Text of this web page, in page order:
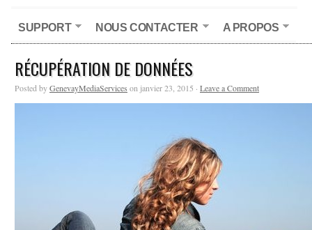
SUPPORT NOUS CONTACTER A PROPOS
RÉCUPÉRATION DE DONNÉES
Posted byGenevayMediaServices on janvier 23, 2015 · Leave a Comment